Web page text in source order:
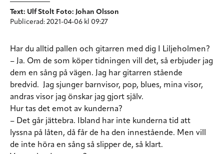
Text: Ulf Stolt Foto: Johan Olsson
Publicerad: 2021-04-06 kl 09:27
Har du alltid pallen och gitarren med dig I Liljeholmen?
– Ja. Om de som köper tidningen vill det, så erbjuder jag
dem en sång på vägen. Jag har gitarren stående
bredvid. Jag sjunger barnvisor, pop, blues, mina visor,
andras visor jag önskar jag gjort själv.
Hur tas det emot av kunderna?
– Det går jättebra. Ibland har inte kunderna tid att
lyssna på låten, då får de ha den innestående. Men vill
de inte höra en sång så slipper de, så klart.